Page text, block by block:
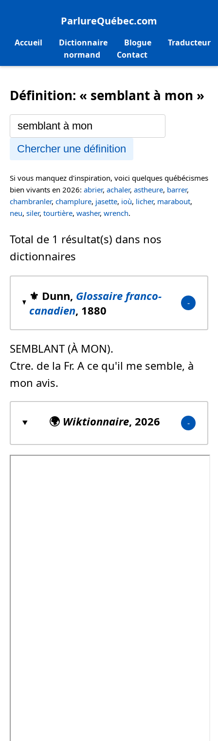
ParlureQuébec.com
Accueil Dictionnaire Blogue
Traducteur
normand
Contact
Définition: « semblant à mon »
Chercher une définition
Si vous manquez d'inspiration, voici quelques québécismes
bien vivants en 2026: abrier, achaler, astheure, barrer,
chambranler, champlure, jasette, ioù, licher, marabout,
neu, siler, tourtière, washer, wrench.
Total de 1 résultat(s) dans nos
dictionnaires
⚜️ Dunn, Glossaire franco-
canadien, 1880
SEMBLANT (À MON).
Ctre. de la Fr. A ce qu'il me semble, à
mon avis.
🌍 Wiktionnaire, 2026